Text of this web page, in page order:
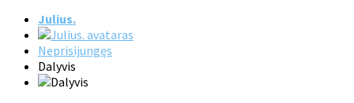
Julius.
Neprisijungęs
Dalyvis